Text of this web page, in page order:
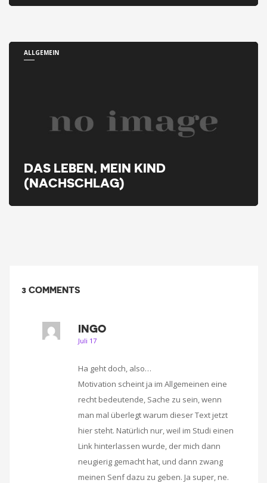
ALLGEMEIN
DAS LEBEN, MEIN KIND
(NACHSCHLAG)
3 COMMENTS
INGO
Juli 17
Ha geht doch, also…
Motivation scheint ja im Allgemeinen eine
recht bedeutende, Sache zu sein, wenn
man mal überlegt warum dieser Text jetzt
hier steht. Natürlich nur, weil im Studi einen
Link hinterlassen wurde, der mich dann
neugierig gemacht hat, und dann zwang
meinen Senf dazu zu geben. Ja super, ne.